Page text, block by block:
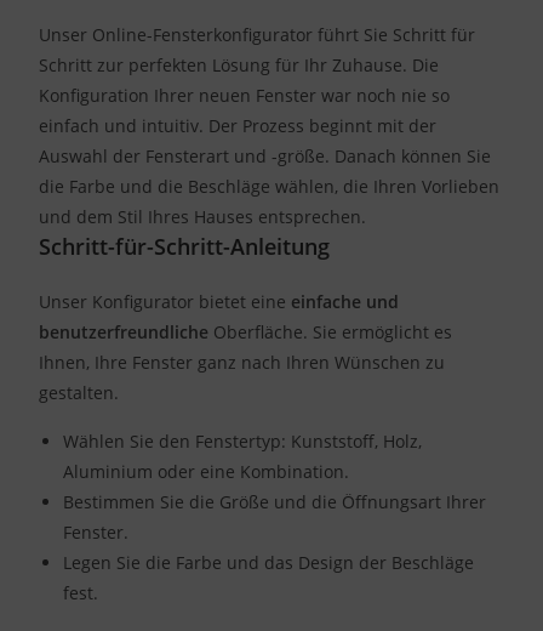
Unser Online-Fensterkonfigurator führt Sie Schritt für
Schritt zur perfekten Lösung für Ihr Zuhause. Die
Konfiguration Ihrer neuen Fenster war noch nie so
einfach und intuitiv. Der Prozess beginnt mit der
Auswahl der Fensterart und -größe. Danach können Sie
die Farbe und die Beschläge wählen, die Ihren Vorlieben
und dem Stil Ihres Hauses entsprechen.
Schritt-für-Schritt-Anleitung
Unser Konfigurator bietet eine einfache und
benutzerfreundliche Oberfläche. Sie ermöglicht es
Ihnen, Ihre Fenster ganz nach Ihren Wünschen zu
gestalten.
Wählen Sie den Fenstertyp: Kunststoff, Holz,
Aluminium oder eine Kombination.
Bestimmen Sie die Größe und die Öffnungsart Ihrer
Fenster.
Legen Sie die Farbe und das Design der Beschläge
fest.